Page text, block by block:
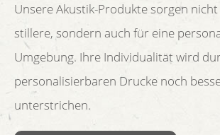
Unsere Akustik-Produkte sorgen
stillere, sondern auch für eine
Umgebung. Ihre Individualität wird
personalisierbaren Drucke noch
unterstrichen.